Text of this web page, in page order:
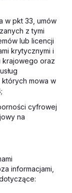
w pkt 33, umów
z tymi
lub licencji
krytycznymi i
krajowego oraz
mowa w
cyfrowej
na
informacjami,